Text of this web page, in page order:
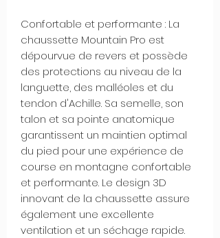
Confortable et performante : La
chaussette Mountain Pro est
dépourvue de revers et possède
des protections au niveau de la
languette, des malléoles et du
tendon d'Achille. Sa semelle, son
talon et sa pointe anatomique
garantissent un maintien optimal
du pied pour une expérience de
course en montagne confortable
et performante. Le design 3D
innovant de la chaussette assure
également une excellente
ventilation et un séchage rapide.